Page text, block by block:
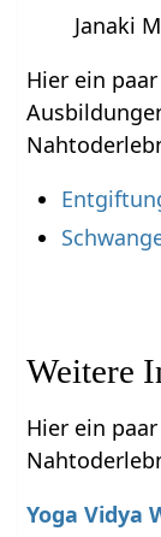
Janaki
Hier ein
Weitere
Hier ein
Yoga Vidya